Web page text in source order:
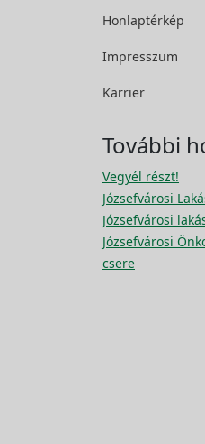
Honlaptérkép
Impresszum
Karrier
További
Vegyél részt!
Józsefvárosi
Józsefvárosi
Józsefvárosi
csere